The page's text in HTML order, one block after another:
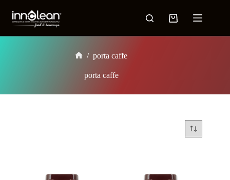
/ porta caffe
porta caffe